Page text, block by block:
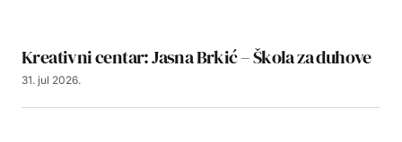
Kreativni centar: Jasna Brkić – Škola za duhove
31. jul 2026.